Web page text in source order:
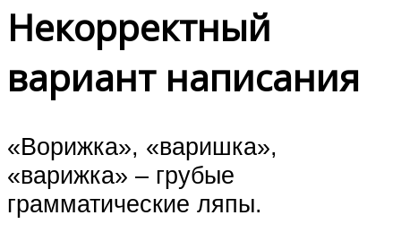
Некорректный
вариант написания
«Ворижка», «варишка»,
«варижка» – грубые
грамматические ляпы.